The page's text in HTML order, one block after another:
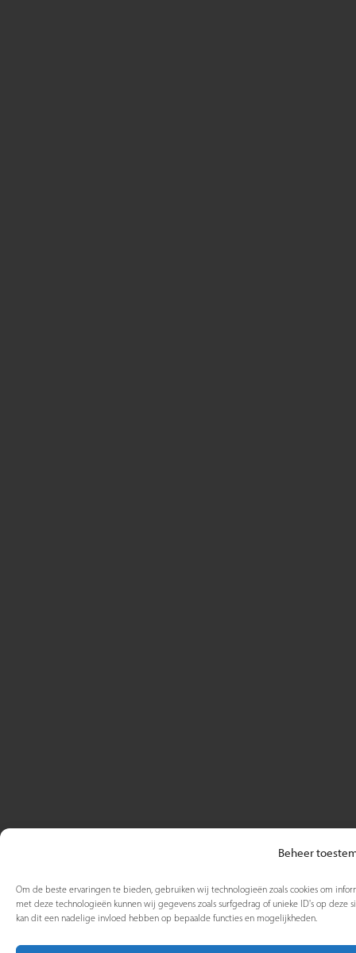
Beheer
Om de beste ervaringen te bieden, gebruiken wij technologieën zoals cookies om
met deze technologieën kunnen wij gegevens zoals surfgedrag of unieke ID's op
kan dit een nadelige invloed hebben op bepaalde functies en mogelijkheden.